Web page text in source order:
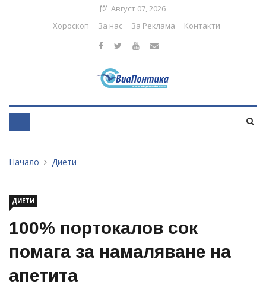
Август 07, 2026
Хороскоп
За нас За Реклама Контакти
Начало Диети
ДИЕТИ
100% портокалов сок
помага за намаляване на
апетита